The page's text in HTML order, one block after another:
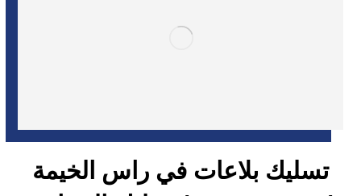
تسليك بلاعات في راس الخيمة